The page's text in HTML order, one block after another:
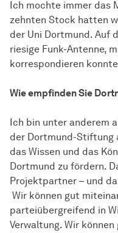
Ich mochte immer das
zehnten Stock hatten
der Uni Dortmund. Auf
riesige Funk-Antenne,
korrespondieren
Wie empfinden Sie
Ich bin unter anderem
der Dortmund-Stiftung
das Wissen und das
Dortmund zu fördern.
Projektpartner – und
Wir können gut
parteiübergreifend in
Verwaltung. Wir